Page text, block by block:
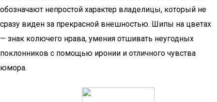
обозначают непростой характер владелицы, который не
сразу виден за прекрасной внешностью. Шипы на цветах
— знак колючего нрава, умения отшивать неугодных
поклонников с помощью иронии и отличного чувства
юмора.